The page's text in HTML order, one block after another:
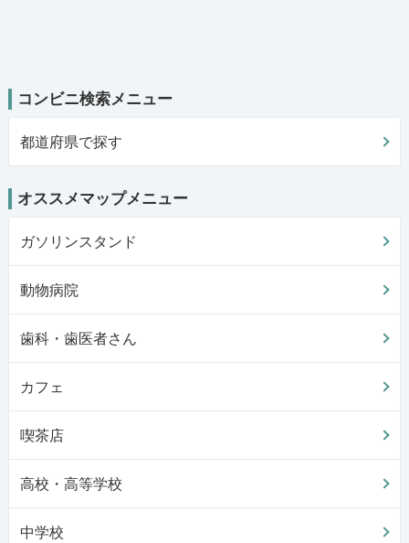
コンビニ検索メニュー
都道府県で探す
オススメマップメニュー
ガソリンスタンド
動物病院
歯科・歯医者さん
カフェ
喫茶店
高校・高等学校
中学校